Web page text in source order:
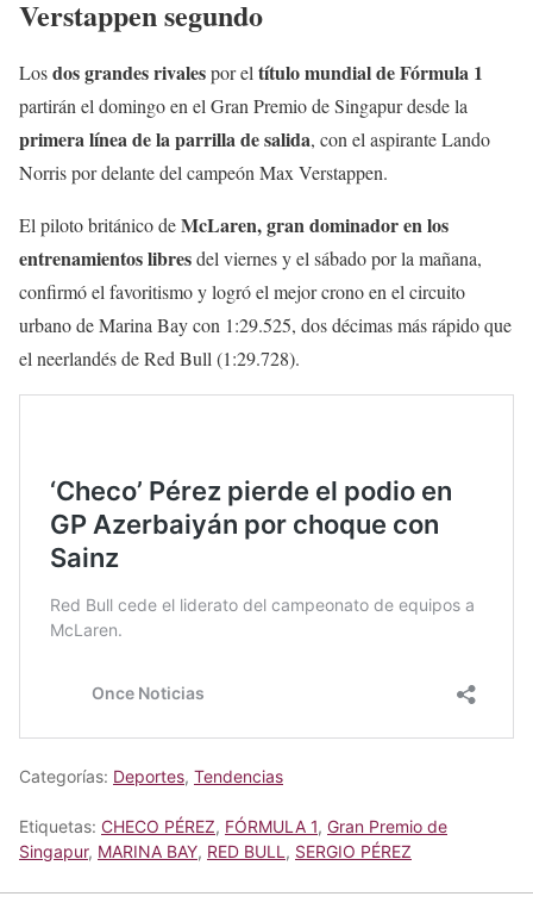
Verstappen segundo
Losdos grandes rivalespor el título mundial de Fórmula 1
partirán el domingo en el Gran Premio de Singapur desde la
primera línea de la parrilla de salida, con el aspirante Lando
Norris por delante del campeón Max Verstappen.
El piloto británico deMcLaren, gran dominador en los
entrenamientos libresdel viernes y el sábado por la mañana,
confirmó el favoritismo y logró el mejor crono en el circuito
urbano de Marina Bay con 1:29.525, dos décimas más rápido que
el neerlandés de Red Bull (1:29.728).
Categorías: Deportes, Tendencias
Etiquetas: CHECO PÉREZ, FÓRMULA 1, Gran Premio de
Singapur, MARINA BAY, RED BULL , SERGIO PÉREZ